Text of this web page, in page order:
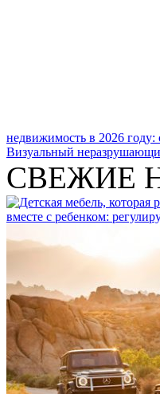
недвижимость в 2026
Визуальный
СВЕЖИЕ
вместе с ребенком: